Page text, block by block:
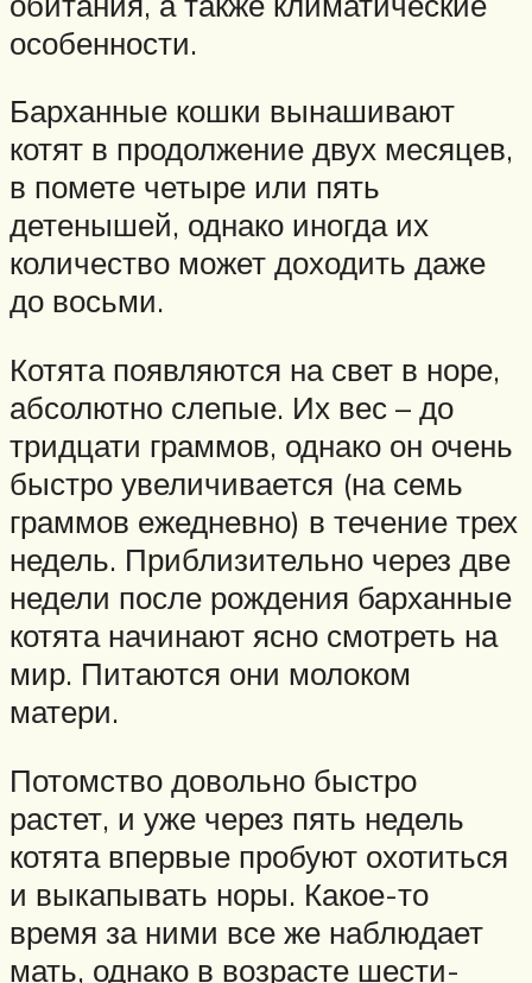
особенности.
Барханные кошки вынашивают
котят в продолжение двух месяцев,
в помете четыре или пять
детенышей, однако иногда их
количество может доходить даже
до восьми.
Котята появляются на свет в норе,
абсолютно слепые. Их вес – до
тридцати граммов, однако он очень
быстро увеличивается (на семь
граммов ежедневно) в течение трех
недель. Приблизительно через две
недели после рождения барханные
котята начинают ясно смотреть на
мир. Питаются они молоком
матери.
Потомство довольно быстро
растет, и уже через пять недель
котята впервые пробуют охотиться
и выкапывать норы. Какое-то
время за ними все же наблюдает
мать, однако в возрасте шести-